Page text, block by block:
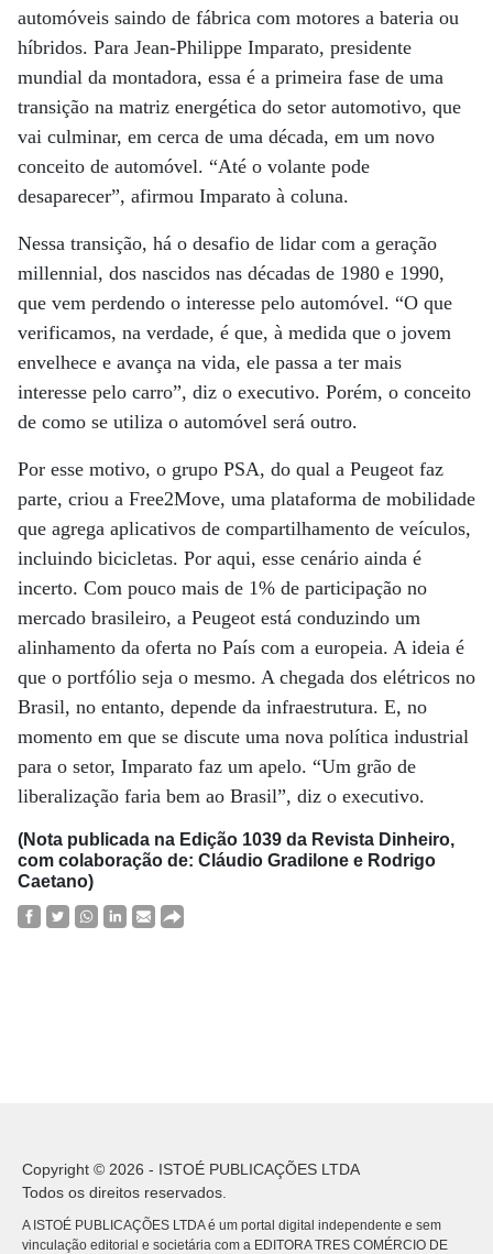
automóveis saindo de fábrica com motores a bateria ou
híbridos. Para Jean-Philippe Imparato, presidente
mundial da montadora, essa é a primeira fase de uma
transição na matriz energética do setor automotivo, que
vai culminar, em cerca de uma década, em um novo
conceito de automóvel. “Até o volante pode
desaparecer”, afirmou Imparato à coluna.
Nessa transição, há o desafio de lidar com a geração
millennial, dos nascidos nas décadas de 1980 e 1990,
que vem perdendo o interesse pelo automóvel. “O que
verificamos, na verdade, é que, à medida que o jovem
envelhece e avança na vida, ele passa a ter mais
interesse pelo carro”, diz o executivo. Porém, o conceito
de como se utiliza o automóvel será outro.
Por esse motivo, o grupo PSA, do qual a Peugeot faz
parte, criou a Free2Move, uma plataforma de mobilidade
que agrega aplicativos de compartilhamento de veículos,
incluindo bicicletas. Por aqui, esse cenário ainda é
incerto. Com pouco mais de 1% de participação no
mercado brasileiro, a Peugeot está conduzindo um
alinhamento da oferta no País com a europeia. A ideia é
que o portfólio seja o mesmo. A chegada dos elétricos no
Brasil, no entanto, depende da infraestrutura. E, no
momento em que se discute uma nova política industrial
para o setor, Imparato faz um apelo. “Um grão de
liberalização faria bem ao Brasil”, diz o executivo.
(Nota publicada na Edição 1039 da Revista Dinheiro,
com colaboração de: Cláudio Gradilone e Rodrigo
Caetano)
Copyright © 2026 - ISTOÉ PUBLICAÇÕES LTDA
Todos os direitos reservados.
A ISTOÉ PUBLICAÇÕES LTDA é um portal digital independente e sem
vinculação editorial e societária com a EDITORA TRES COMÉRCIO DE